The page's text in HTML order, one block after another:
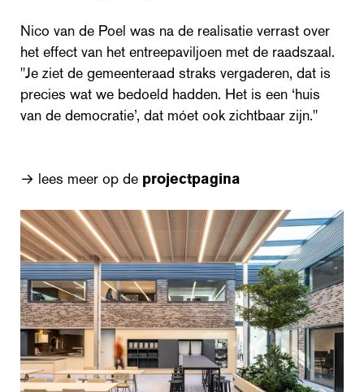
Nico van de Poel was na de realisatie verrast over
het effect van het entreepaviljoen met de raadszaal.
"Je ziet de gemeenteraad straks vergaderen, dat is
precies wat we bedoeld hadden. Het is een ‘huis
van de democratie’, dat móet ook zichtbaar zijn."
→ lees meer op de projectpagina